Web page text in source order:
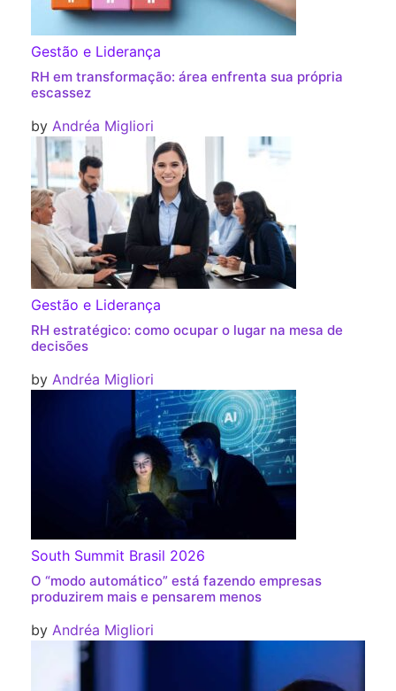
Gestão e Liderança
RH em transformação: área enfrenta sua própria
escassez
by Andréa Migliori
Gestão e Liderança
RH estratégico: como ocupar o lugar na mesa de
decisões
by Andréa Migliori
South Summit Brasil 2026
O “modo automático” está fazendo empresas
produzirem mais e pensarem menos
by Andréa Migliori